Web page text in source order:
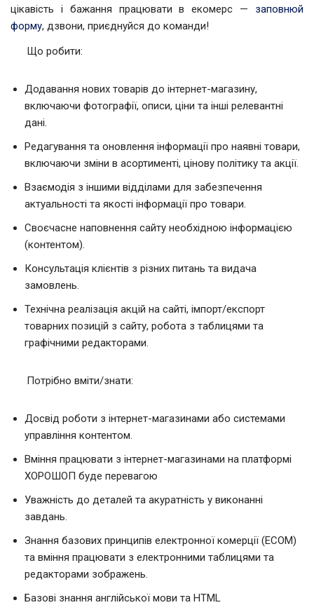
цікавість і бажання працювати в екомерс — заповнюй
форму, дзвони, приєднуйся до команди!
Що робити:
Додавання нових товарів до інтернет-магазину,
включаючи фотографії, описи, ціни та інші релевантні
дані.
Редагування та оновлення інформації про наявні товари,
включаючи зміни в асортименті, цінову політику та акції.
Взаємодія з іншими відділами для забезпечення
актуальності та якості інформації про товари.
Своєчасне наповнення сайту необхідною інформацією
(контентом).
Консультація клієнтів з різних питань та видача
замовлень.
Технічна реалізація акцій на сайті, імпорт/експорт
товарних позицій з сайту, робота з таблицями та
графічними редакторами.
Потрібно вміти/знати:
Досвід роботи з інтернет-магазинами або системами
управління контентом.
Вміння працювати з інтернет-магазинами на платформі
ХОРОШОП буде перевагою
Уважність до деталей та акуратність у виконанні
завдань.
Знання базових принципів електронної комерції (ECOM)
та вміння працювати з електронними таблицями та
редакторами зображень.
Базові знання англійської мови та HTML